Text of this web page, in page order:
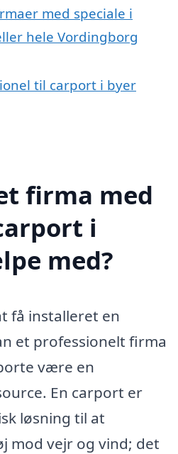
med speciale i
hele Vordingborg
til carport i byer
firma med
i
med?
få installeret en
et professionelt firma
være en
En carport er
løsning til at
mod vejr og vind; det